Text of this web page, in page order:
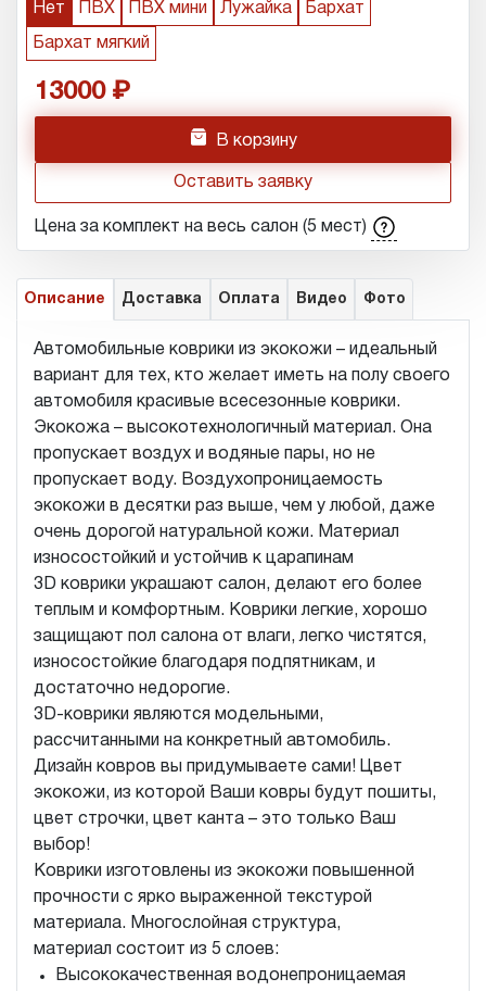
Нет ПВХ ПВХ мини Лужайка Бархат
Бархат мягкий
13000
h В корзину
Оставить заявку
Цена за комплект на весь салон (5 мест)
Описание Доставка Оплата Видео Фото
Автомобильные коврики из экокожи – идеальный
вариант для тех, кто желает иметь на полу своего
автомобиля красивые всесезонные коврики.
Экокожа – высокотехнологичный материал. Она
пропускает воздух и водяные пары, но не
пропускает воду. Воздухопроницаемость
экокожи в десятки раз выше, чем у любой, даже
очень дорогой натуральной кожи. Материал
износостойкий и устойчив к царапинам
3D коврики украшают салон, делают его более
теплым и комфортным. Коврики легкие, хорошо
защищают пол салона от влаги, легко чистятся,
износостойкие благодаря подпятникам, и
достаточно недорогие.
3D-коврики являются модельными,
рассчитанными на конкретный автомобиль.
Дизайн ковров вы придумываете сами! Цвет
экокожи, из которой Ваши ковры будут пошиты,
цвет строчки, цвет канта – это только Ваш
выбор!
Коврики изготовлены из экокожи повышенной
прочности с ярко выраженной текстурой
материала. Многослойная структура,
материал состоит из 5 слоев:
Высококачественная водонепроницаемая